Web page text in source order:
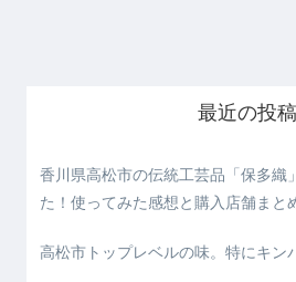
最近の投稿
香川県高松市の伝統工芸品「保多織
た！使ってみた感想と購入店舗まと
高松市トップレベルの味。特にキン